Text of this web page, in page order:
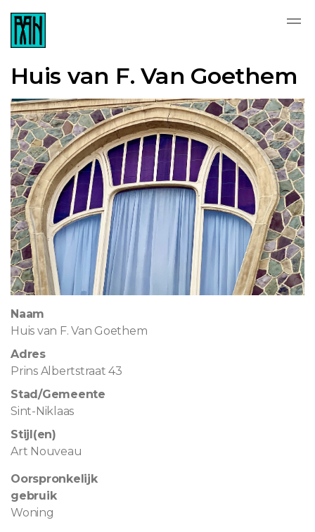
Huis van F. Van Goethem
Naam
Huis van F. Van Goethem
Adres
Prins Albertstraat 43
Stad/Gemeente
Sint-Niklaas
Stijl(en)
Art Nouveau
Oorspronkelijk
gebruik
Woning